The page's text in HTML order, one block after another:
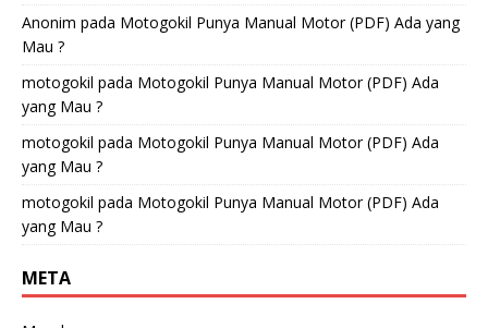
Anonim pada Motogokil Punya Manual Motor (PDF) Ada yang
Mau ?
motogokil pada Motogokil Punya Manual Motor (PDF) Ada
yang Mau ?
motogokil pada Motogokil Punya Manual Motor (PDF) Ada
yang Mau ?
motogokil pada Motogokil Punya Manual Motor (PDF) Ada
yang Mau ?
META